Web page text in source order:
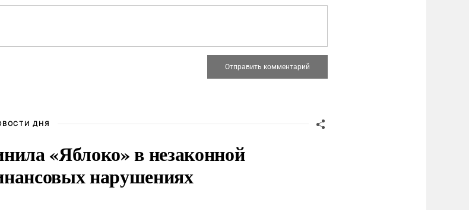
ДНЯ
«Яблоко» в незаконной
нарушениях